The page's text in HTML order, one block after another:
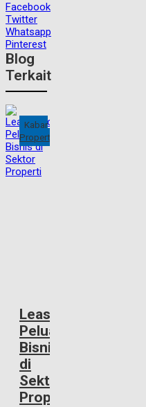
Facebook
Twitter
Whatsapp
Pinterest
Blog
Terkait
Kabar
Property
Leasehold:
Peluang
Bisnis
di
Sektor
Properti